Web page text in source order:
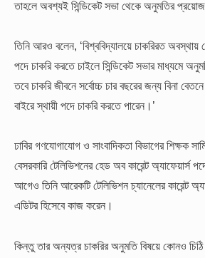
তাহলে অবশ্যই সিন্ডিকেট সভা থেকে অনুমতির
তিনি আরও বলেন, ‘বিশ্ববিদ্যালয়ে চাকরিরত
পদে চাকরি করতে চাইলে সিন্ডিকেট সভার মাধ্যমে
তবে চাকরি জীবনে সর্বোচ্চ চার বছরের জন্য বিনা
বাইরে স্থায়ী পদে চাকরি করতে পারেন।’
ঢাবির গণযোগাযোগ ও সাংবাদিকতা বিভাগের শিক্ষক
বেসরকারি টেলিভিশনের হেড অব কারেন্ট অ্যাফেয়ার্স
আগেও তিনি আরেকটি টেলিভিশন চ্যানেলের কারেন্ট
এডিটর হিসেবে কাজ করেন।
কিন্তু তার অন্যত্র চাকরির অনুমতি বিষয়ে কোনও চিঠি